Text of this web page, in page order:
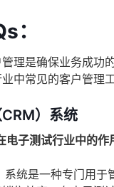
：
理是确保业务成功
中常见的客户管理工
）系统
子测试行业中的作
系统是一种专门用